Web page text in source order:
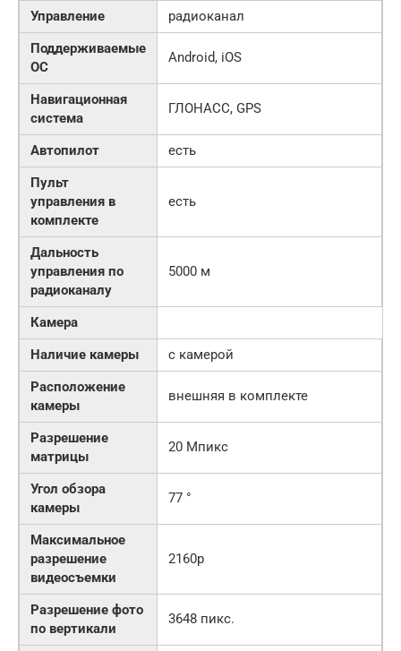
Управление
радиоканал
Поддерживаемые
ОС
Android, iOS
Навигационная
система
ГЛОНАСС, GPS
Автопилот
есть
Пульт
управления в
комплекте
есть
Дальность
управления по
радиоканалу
5000 м
Камера
Наличие камеры
с камерой
Расположение
камеры
внешняя в комплекте
Разрешение
матрицы
20 Мпикс
Угол обзора
камеры
77 °
Максимальное
разрешение
видеосъемки
2160p
Разрешение фото
по вертикали
3648 пикс.